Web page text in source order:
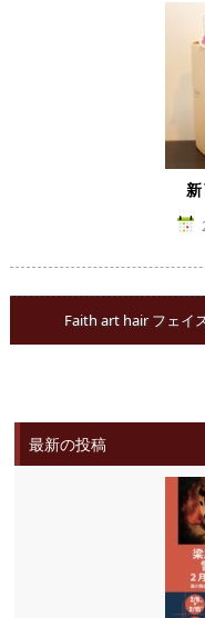
Faith art hair フェイ
最新の投稿